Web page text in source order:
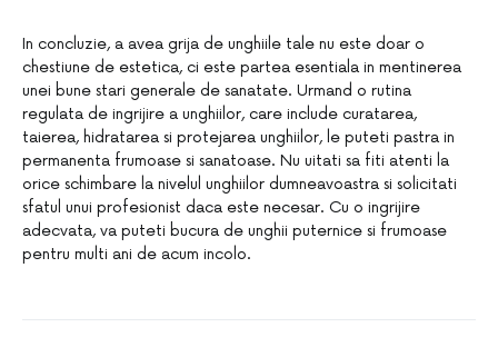
In concluzie, a avea grija de unghiile tale nu este doar o
chestiune de estetica, ci este partea esentiala in mentinerea
unei bune stari generale de sanatate. Urmand o rutina
regulata de ingrijire a unghiilor, care include curatarea,
taierea, hidratarea si protejarea unghiilor, le puteti pastra in
permanenta frumoase si sanatoase. Nu uitati sa fiti atenti la
orice schimbare la nivelul unghiilor dumneavoastra si solicitati
sfatul unui profesionist daca este necesar. Cu o ingrijire
adecvata, va puteti bucura de unghii puternice si frumoase
pentru multi ani de acum incolo.